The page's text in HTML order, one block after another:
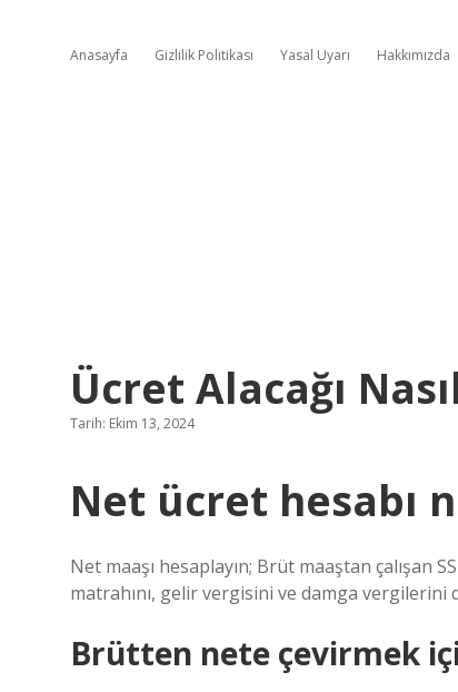
Anasayfa Gizlilik Politikası Yasal Uyarı Hakkımızda
Ücret Alacağı
Tarih: Ekim 13, 2024
Net ücret hesabı
Net maaşı hesaplayın; Brüt maaştan çalışan
matrahını, gelir vergisini ve damga vergilerini
Brütten nete çevirmek